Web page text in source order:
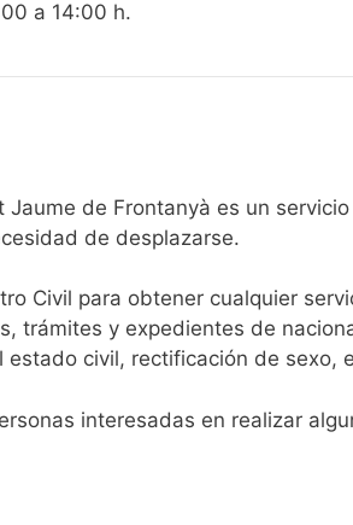
a 14:00 h.
Jaume de Frontanyà es un
de desplazarse.​
Civil para obtener cualquier
trámites y expedientes de
civil, rectificación de sexo,
interesadas en realizar